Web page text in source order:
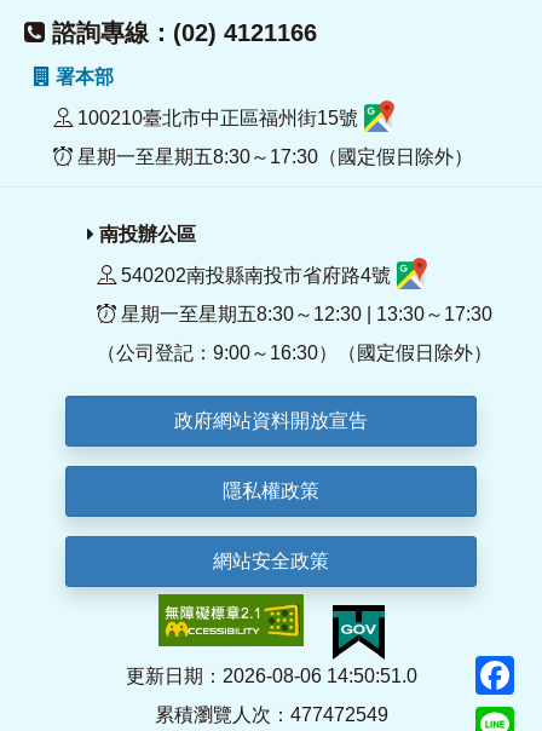
諮詢專線：(02) 4121166
署本部
100210臺北市中正區福州街15號
星期一至星期五8:30～17:30（國定假日除外）
南投辦公區
540202南投縣南投市省府路4號
星期一至星期五8:30～12:30 | 13:30～17:30
（公司登記：9:00～16:30）（國定假日除外）
政府網站資料開放宣告
隱私權政策
網站安全政策
更新日期：2026-08-06 14:50:51.0
累積瀏覽人次：477472549